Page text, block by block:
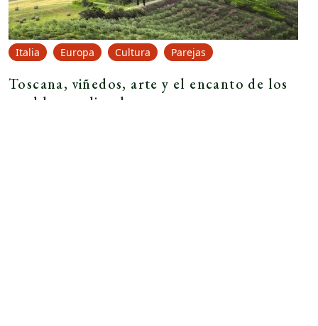
Italia Europa Cultura Parejas
Toscana, viñedos, arte y el encanto de los
pueblos medievales